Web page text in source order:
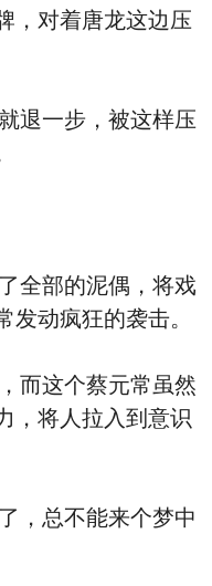
，对着唐龙这边压
退一步，被这样压
全部的泥偶，将戏
动疯狂的袭击。
而这个蔡元常虽然
，将人拉入到意识
，总不能来个梦中